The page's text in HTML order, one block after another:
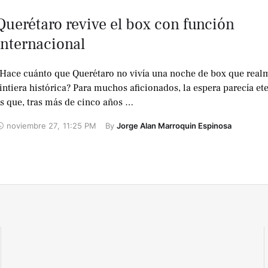
revive el box con función
cuánto que Querétaro no vivía una noche de box que
histórica? Para muchos aficionados, la espera parecía
que, tras más de cinco años …
noviembre 27, 11:25 PM By Jorge Alan Marroquin Espinosa